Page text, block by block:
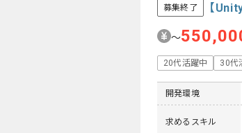
募集終了 【
〜
20代活躍中 30代
開発環境
求めるスキル